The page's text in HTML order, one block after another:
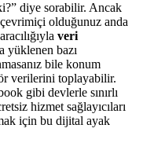
diye sorabilir. Ancak
olduğunuz anda
veri
yüklenen bazı
bile konum
verilerini toplayabilir.
gibi devlerle sınırlı
hizmet sağlayıcıları
için bu dijital ayak